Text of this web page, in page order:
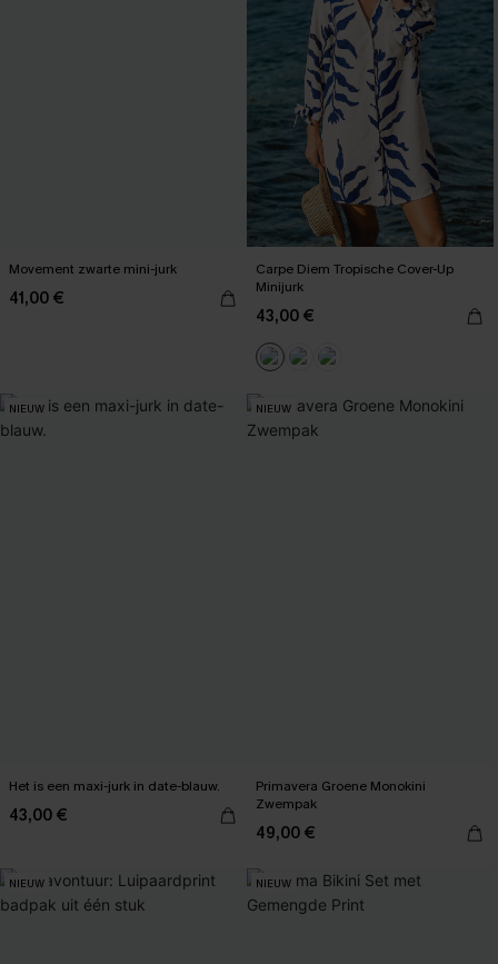
Movement zwarte mini-jurk
41,00 €
Carpe Diem Tropische Cover-Up
Minijurk
43,00 €
NIEUW
Het is een maxi-jurk in date-blauw.
43,00 €
NIEUW
Primavera Groene Monokini
Zwempak
49,00 €
NIEUW NIEUW